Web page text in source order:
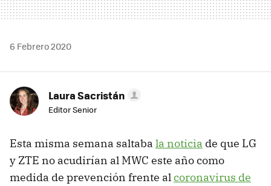
6 Febrero 2020
Laura Sacristán
Editor Senior
Esta misma semana saltaba la noticia de que LG
y ZTE no acudirían al MWC este año como
medida de prevención frente alcoronavirus de